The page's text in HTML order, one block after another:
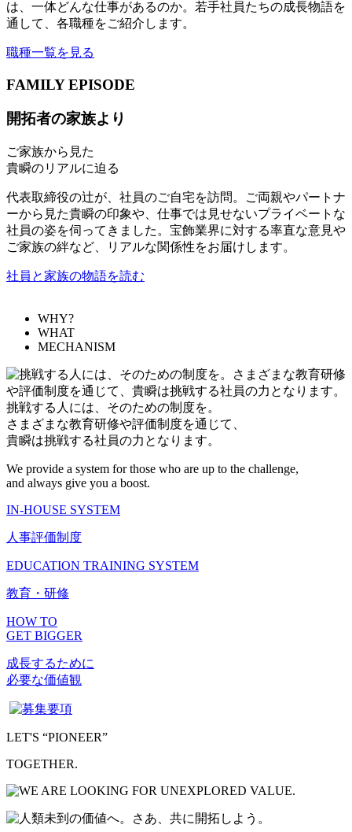
は、一体どんな仕事があるのか。若手社員たちの成長物語を
通して、各職種をご紹介します。
職種一覧を見る
FAMILY EPISODE
開拓者の家族より
ご家族から見た
貴瞬のリアルに迫る
代表取締役の辻が、社員のご自宅を訪問。ご両親やパートナ
ーから見た貴瞬の印象や、仕事では見せないプライベートな
社員の姿を伺ってきました。宝飾業界に対する率直な意見や
ご家族の絆など、リアルな関係性をお届けします。
社員と家族の物語を読む
WHY?
WHAT
MECHANISM
挑戦する人には、そのための制度を。
さまざまな教育研修や評価制度を通じて、
貴瞬は挑戦する社員の力となります。
We provide a system for those who are up to the challenge,
and always give you a boost.
IN-HOUSE SYSTEM
人事評価制度
EDUCATION TRAINING SYSTEM
教育・研修
HOW TO
GET BIGGER
成長するために
必要な価値観
LET'S “PIONEER”
TOGETHER.